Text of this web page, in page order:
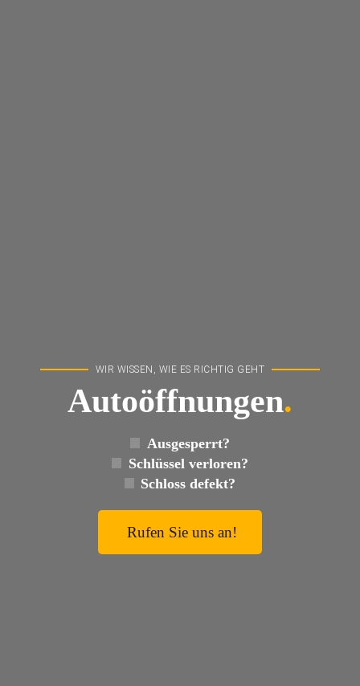
WIR WISSEN, WIE ES RICHTIG GEHT
Autoöffnungen.
Ausgesperrt?
Schlüssel verloren?
Schloss defekt?
Rufen Sie uns an!